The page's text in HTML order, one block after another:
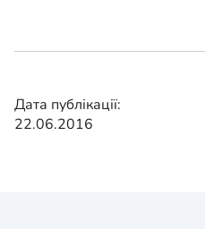
Дата публікації:
22.06.2016